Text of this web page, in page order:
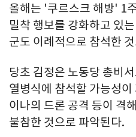
올해는 '쿠르스크 해방' 1
밀착 행보를 강화하고 있
군도 이례적으로 참석한
당초 김정은 노동당 총비
열병식에 참석할 가능성
이나의 드론 공격 등이 격
불참한 것으로 파악된다.